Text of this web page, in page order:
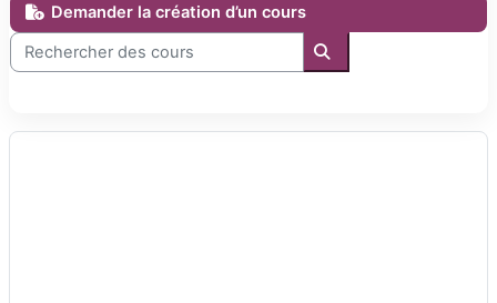
Demander la création d’un cours
Rechercher des cours
Rechercher des cours